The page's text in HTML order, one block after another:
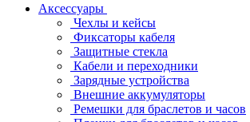
Аксессуары
Чехлы и кейсы
Фиксаторы кабеля
Защитные стекла
Кабели и переходники
Зарядные устройства
Внешние аккумуляторы
Ремешки для браслетов и часов